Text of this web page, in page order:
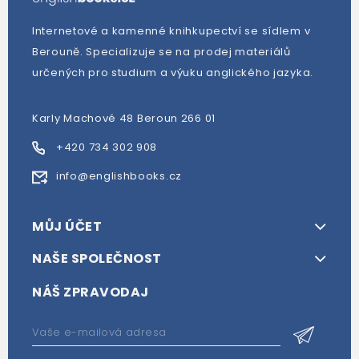
Internetové a kamenné knihkupectví se sídlem v
Berouně. Specializuje se na prodej materiálů
určených pro studium a výuku anglického jazyka.
Karly Machové 48 Beroun 266 01
+420 734 302 908
info@englishbooks.cz
MŮJ ÚČET
NAŠE SPOLEČNOST
NÁŠ ZPRAVODAJ